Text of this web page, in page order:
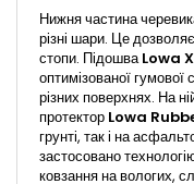
Нижня частина
різні шари. Це
стопи. ПідошваLowa
оптимізованої
різних поверхнях. На
протектор Lowa
грунті, так і на
застосовано
ковзання на вологих,